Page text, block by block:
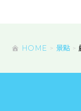
HOME 景點